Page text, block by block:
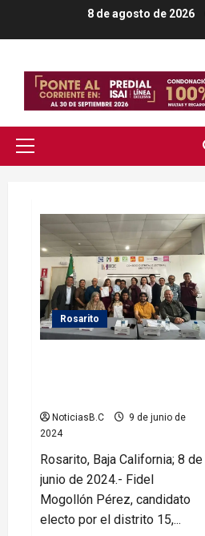
8 de agosto de 2026
Menú
Rosarito
NoticiasB.C
9 de junio de
2024
Rosarito, Baja California; 8 de
junio de 2024.- Fidel
Mogollón Pérez, candidato
electo por el distrito 15,...